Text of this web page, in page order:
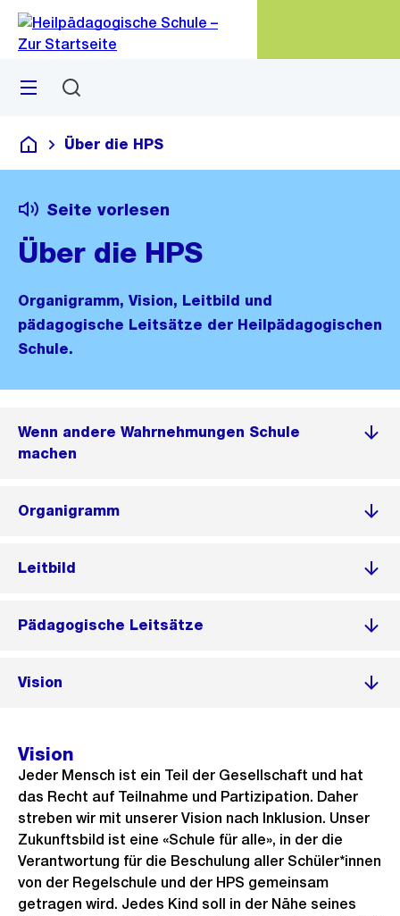
Navigation
Sprunglink
Menü
Heilpädagogische Schule
Über die HPS
Seite vorlesen
Über die HPS
Organigramm, Vision, Leitbild und
pädagogische Leitsätze der Heilpädagogischen
Schule.
Wenn andere Wahrnehmungen Schule
machen
Organigramm
Leitbild
Pädagogische Leitsätze
Vision
Vision
Jeder Mensch ist ein Teil der Gesellschaft und hat
das Recht auf Teilnahme und Partizipation. Daher
streben wir mit unserer Vision nach Inklusion. Unser
Zukunftsbild ist eine «Schule für alle», in der die
Verantwortung für die Beschulung aller Schüler*innen
von der Regelschule und der HPS gemeinsam
getragen wird. Jedes Kind soll in der Nähe seines